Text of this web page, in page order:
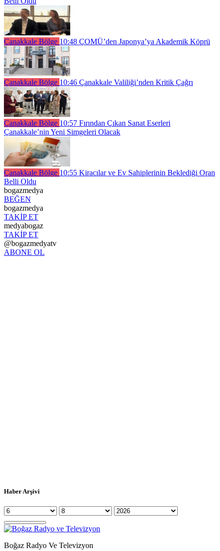
Çanakkale Bölge 10:48 ÇOMÜ’den Japonya’ya Akademik Köprü
Çanakkale Bölge 10:46 Çanakkale Valiliği’nden Kritik Çağrı
Çanakkale Bölge 10:57 Fırından Çıkan Sanat Eserleri
Çanakkale’nin Yeni Simgeleri Olacak
Çanakkale Bölge 10:55 Kiracılar ve Ev Sahiplerinin Beklediği Oran
Belli Oldu
bogazmedya
BEĞEN
bogazmedya
TAKİP ET
medyabogaz
TAKİP ET
@bogazmedyatv
ABONE OL
Haber Arşivi
Boğaz Radyo Ve Televizyon